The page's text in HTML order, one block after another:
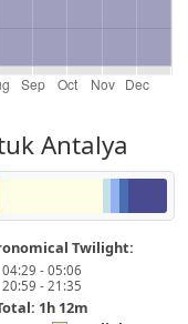
Antalya
Twilight:
04:29 - 05:06
20:59 - 21:35
1h 12m